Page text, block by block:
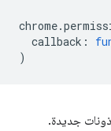
chrome.
callback :
)
جديدة.